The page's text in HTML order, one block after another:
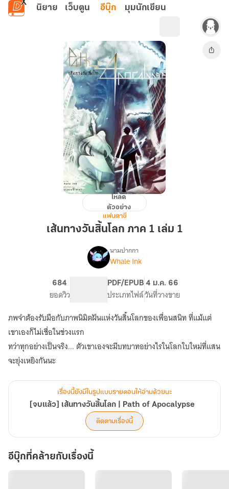
ข้ามไปยังเนื้อหาหลัก
นิยาย เว็บตูน อีบุ๊ก มุมนักเขียน
วัน
เล่ม
1
โหลด
ตัวอย่าง
แฟนตาซี
เส้นทางวันสิ้นโลก ภาค 1 เล่ม 1
เรื่อง[จบ
เส้น
ทาง
สิ้น
โลก
Path
นามปากกา
Whale Ink
684
ยอดวิวระดับเนื้อหา
PDF/EPUB
ประเภทไฟล์
4 ม.ค. 66
วันที่วางขาย
ภพจำต้องรับมือกับภาพนิมิตฝันแห่งวันสิ้นโลกของเพื่อนสนิท ที่แม้แต่
เขาเองก็ไม่เชื่อในช่วงแรก
ทว่าทุกอย่างเป็นจริง... ตัวเขาเองจะมีบทบาทอย่างไรในโลกใบใหม่ที่แสน
จะยุ่งเหยิงกันนะ
เรื่องนี้ยังมีในรูปแบบรายตอนให้อ่านด้วยนะ
[จบแล้ว] เส้นทางวันสิ้นโลก | Path of Apocalypse
ติดตามเรื่องนี้
อีบุ๊กที่คล้ายกับเรื่องนี้